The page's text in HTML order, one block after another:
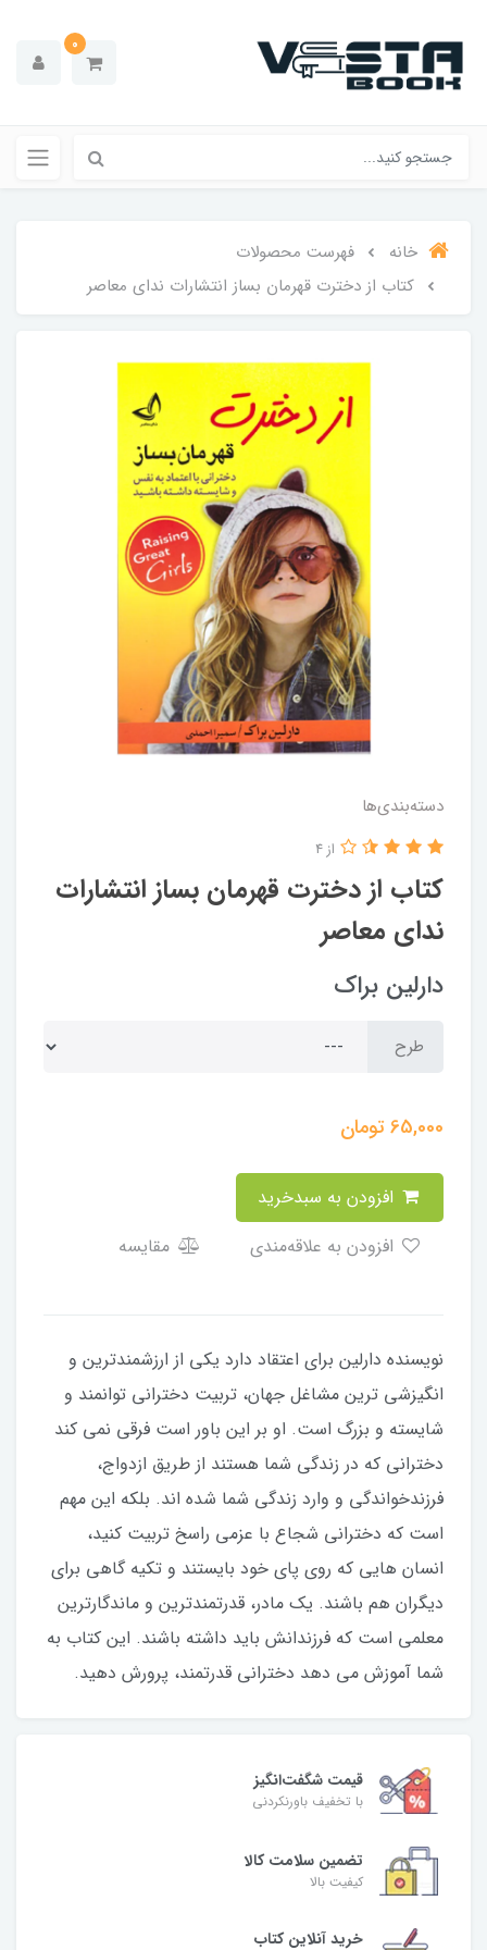
0
خانه
فهرست محصولات
کتاب از دخترت قهرمان بساز انتشارات ندای معاصر
دسته‌بندی‌ها
کتاب از دخترت قهرمان بساز انتشارات
ندای معاصر
از 4
دارلین براک
طرح
65,000تومان
مقایسه
نویسنده دارلین برای اعتقاد دارد یکی از ارزشمندترین و
انگیزشی ترین مشاغل جهان، تربیت دخترانی توانمند و
شایسته و بزرگ است. او بر این باور است فرقی نمی کند
دخترانی که در زندگی شما هستند از طریق ازدواج،
فرزندخواندگی و وارد زندگی شما شده اند. بلکه این مهم
است که دخترانی شجاع با عزمی راسخ تربیت کنید،
انسان هایی که روی پای خود بایستند و تکیه گاهی برای
دیگران هم باشند. یک مادر، قدرتمندترین و ماندگارترین
معلمی است که فرزندانش باید داشته باشند. این کتاب به
شما آموزش می دهد دخترانی قدرتمند، پرورش دهید.
قیمت شگفت‌انگیز
با تخفیف باورنکردنی
تضمین سلامت کالا
کیفیت بالا
خرید آنلاین کتاب